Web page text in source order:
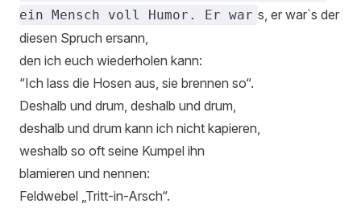
ein Mensch voll Humor. Er war s, er war`s der
diesen Spruch ersann,
den ich euch wiederholen kann:
“Ich lass die Hosen aus, sie brennen so“.
Deshalb und drum, deshalb und drum,
deshalb und drum kann ich nicht kapieren,
weshalb so oft seine Kumpel ihn
blamieren und nennen:
Feldwebel „Tritt-in-Arsch“.